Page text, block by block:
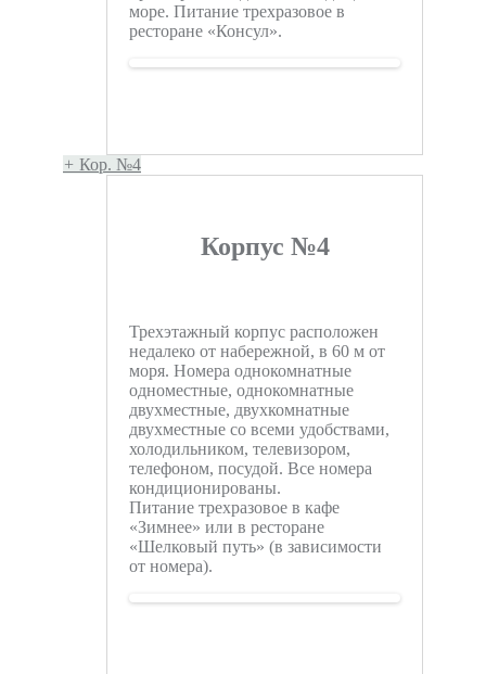
море. Питание трехразовое в
ресторане «Консул».
+ Кор. №4
Корпус №4
Трехэтажный корпус расположен
недалеко от набережной, в 60 м от
моря. Номера однокомнатные
одноместные, однокомнатные
двухместные, двухкомнатные
двухместные со всеми удобствами,
холодильником, телевизором,
телефоном, посудой. Все номера
кондиционированы.
Питание трехразовое в кафе
«Зимнее» или в ресторане
«Шелковый путь» (в зависимости
от номера).